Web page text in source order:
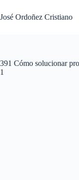
al
contenido
José Ordoñez Cristiano
391 Cómo solucionar
1